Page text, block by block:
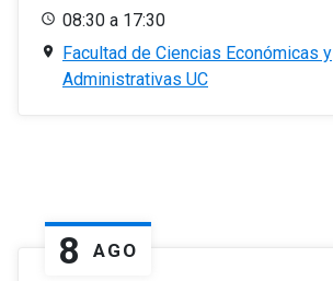
08:30 a 17:30
Facultad de Ciencias Económicas y
Administrativas UC
8 AGO